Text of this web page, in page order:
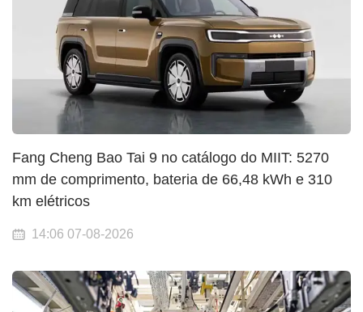
Fang Cheng Bao Tai 9 no catálogo do MIIT: 5270
mm de comprimento, bateria de 66,48 kWh e 310
km elétricos
14:06 07-08-2026